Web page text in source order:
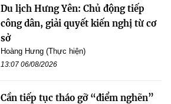
Du lịch Hưng Yên: Chủ động tiếp
công dân, giải quyết kiến nghị từ cơ
sở
Hoàng Hưng (Thực hiện)
13:07 06/08/2026
Cần tiếp tục tháo gỡ “điểm nghẽn”